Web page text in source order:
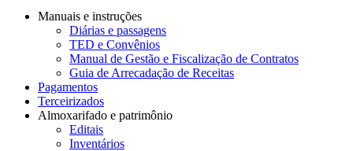
Manuais e instruções
Diárias e passagens
TED e Convênios
Manual de Gestão e Fiscalização de Contratos
Guia de Arrecadação de Receitas
Pagamentos
Terceirizados
Almoxarifado e patrimônio
Editais
Inventários